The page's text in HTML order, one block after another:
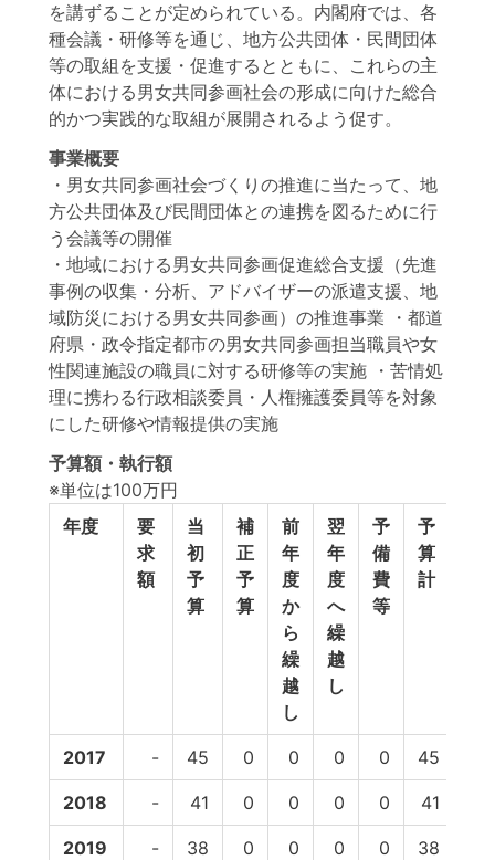
を講ずることが定められている。内閣府では、各
種会議・研修等を通じ、地方公共団体・民間団体
等の取組を支援・促進するとともに、これらの主
体における男女共同参画社会の形成に向けた総合
的かつ実践的な取組が展開されるよう促す。
事業概要
・男女共同参画社会づくりの推進に当たって、地
方公共団体及び民間団体との連携を図るために行
う会議等の開催
・地域における男女共同参画促進総合支援（先進
事例の収集・分析、アドバイザーの派遣支援、地
域防災における男女共同参画）の推進事業 ・都道
府県・政令指定都市の男女共同参画担当職員や女
性関連施設の職員に対する研修等の実施 ・苦情処
理に携わる行政相談委員・人権擁護委員等を対象
にした研修や情報提供の実施
予算額・執行額
※単位は100万円
年度
要
求
額
当
初
予
算
補
正
予
算
前
年
度
か
ら
繰
越
し
翌
年
度
へ
繰
越
し
予
備
費
等
予
算
計
2017 - 45 0 0 0 0 45
2018 - 41 0 0 0 0 41
2019 - 38 0 0 0 0 38